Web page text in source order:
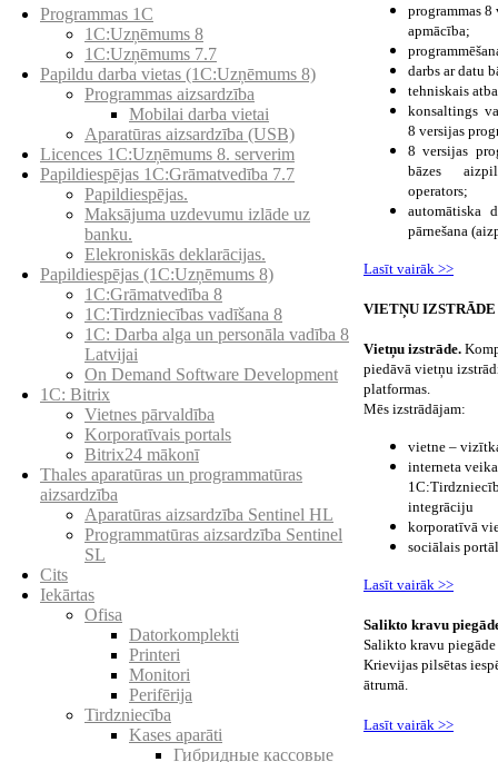
Programmas 1C
1C:Uzņēmums 8
1C:Uzņēmums 7.7
Papildu darba vietas (1C:Uzņēmums 8)
Programmas aizsardzība
Mobilai darba vietai
Aparatūras aizsardzība (USB)
Licences 1C:Uzņēmums 8. serverim
Papildiespējas 1C:Grāmatvedība 7.7
Papildiespējas.
Maksājuma uzdevumu izlāde uz
banku.
Elekroniskās deklarācijas.
Papildiespējas (1C:Uzņēmums 8)
1C:Grāmatvedība 8
1C:Tirdzniecības vadīšana 8
1С: Darba alga un personāla vadība 8
Latvijai
On Demand Software Development
1C: Bitrix
Vietnes pārvaldība
Korporatīvais portals
Bitrix24 mākonī
Thales aparatūras un programmatūras
aizsardzība
Aparatūras aizsardzība Sentinel HL
Programmatūras aizsardzība Sentinel
SL
Cits
Iekārtas
Ofisa
Datorkomplekti
Printeri
Monitori
Perifērija
Tirdzniecība
Kases aparāti
Гибридные кассовые
programmas 8
apmācība;
darbs ar datu
tehniskais
konsaltings
8 versijas
8 versijas
bāzes
operators;
automātiska
pārnešana
Lasīt vairāk >>
VIETŅU IZSTRĀDE
Vietņu izstrāde.
piedāvā vietņu
platformas.
Mēs izstrādājam:
vietne –
interneta
integrāciju
korporatīvā
sociālais
Lasīt vairāk >>
Salikto kravu
Salikto kravu
Krievijas pilsētas
ātrumā.
Lasīt vairāk >>